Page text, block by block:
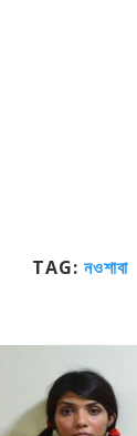
TAG: নওশাবা